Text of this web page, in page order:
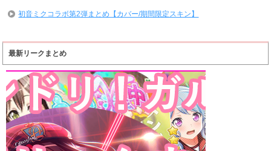
初音ミクコラボ第2弾まとめ【カバー/期間限定スキン】
最新リークまとめ